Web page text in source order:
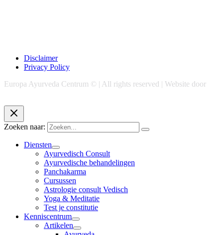
Disclaimer
Privacy Policy
Europa Ayurveda Centrum © | All rights reserved | Website door
Zoeken naar:
Diensten
Ayurvedisch Consult
Ayurvedische behandelingen
Panchakarma
Cursussen
Astrologie consult Vedisch
Yoga & Meditatie
Test je constitutie
Kenniscentrum
Artikelen